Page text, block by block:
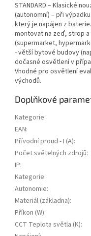
STANDARD – Klasické
(autonomní) – při
který je napájen z
montovat na zeď, strop
(supermarket,
- větší bytové budovy
dočasné osvětlení v
Vhodné pro osvětlení
východů.
Doplňkové
Kategorie:
EAN:
Přívodní proud - I (A):
Počet světelných zdrojů:
IP:
Kategorie:
Autonomie:
Materiál (základna):
Příkon (W):
CCT Teplota světla (K):